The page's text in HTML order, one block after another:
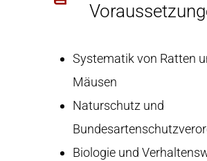
Systematik von Ratten
Mäusen
Naturschutz und
Biologie und